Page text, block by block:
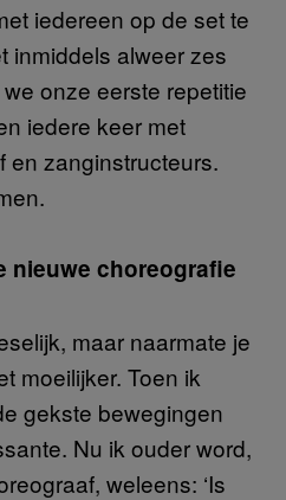
iedereen op de set te
inmiddels alweer zes
onze eerste repetitie
iedere keer met
en zanginstructeurs.
nieuwe choreografie
maar naarmate je
moeilijker. Toen ik
gekste bewegingen
Nu ik ouder word,
weleens: ‘Is